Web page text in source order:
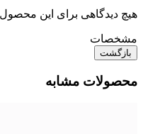
هیچ دیدگاهی برای این
مشخصات
بازگشت
محصولات مشابه